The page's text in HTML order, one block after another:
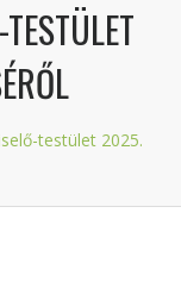
testület 2025.